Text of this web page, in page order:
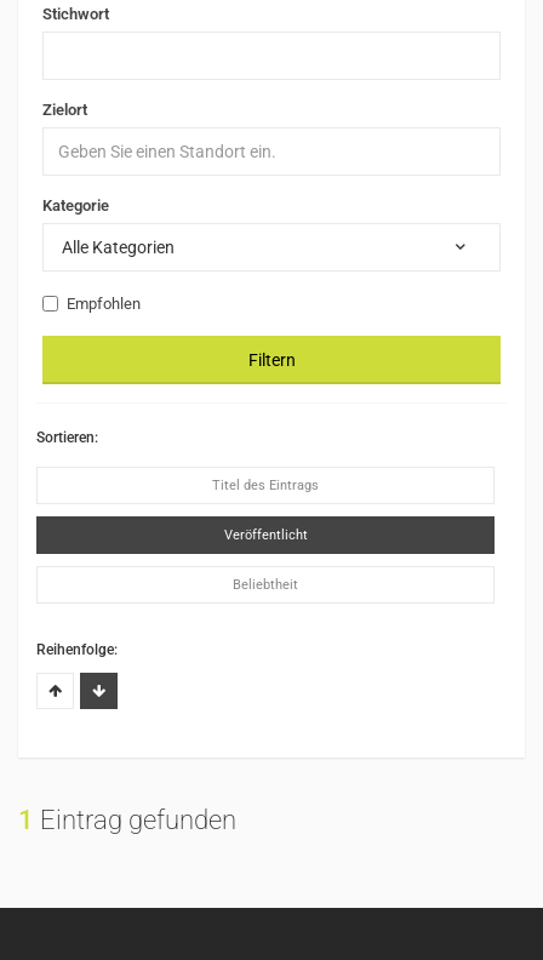
Stichwort
Zielort
Kategorie
Alle Kategorien
Empfohlen
Filtern
Sortieren:
Titel des Eintrags
Veröffentlicht
Beliebtheit
Reihenfolge:
1 Eintrag gefunden